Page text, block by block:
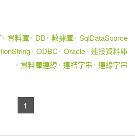
資料庫 DB 數據庫 SqlDataSource
ODBC Oracle 連接資料庫
資料庫連線
連結字串 連線字串
1